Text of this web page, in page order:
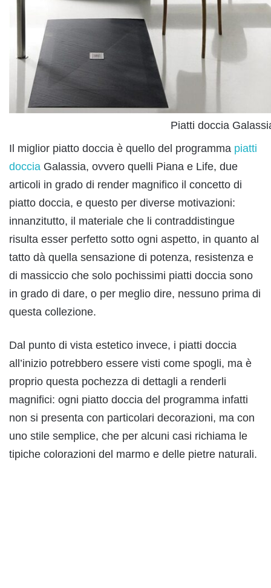
Piatti doccia
Il miglior piatto doccia è quello del programma piatti
doccia Galassia, ovvero quelli Piana e Life, due
articoli in grado di render magnifico il concetto di
piatto doccia, e questo per diverse motivazioni:
innanzitutto, il materiale che li contraddistingue
risulta esser perfetto sotto ogni aspetto, in quanto al
tatto dà quella sensazione di potenza, resistenza e
di massiccio che solo pochissimi piatti doccia sono
in grado di dare, o per meglio dire, nessuno prima di
questa collezione.
Dal punto di vista estetico invece, i piatti doccia
all’inizio potrebbero essere visti come spogli, ma è
proprio questa pochezza di dettagli a renderli
magnifici: ogni piatto doccia del programma infatti
non si presenta con particolari decorazioni, ma con
uno stile semplice, che per alcuni casi richiama le
tipiche colorazioni del marmo e delle pietre naturali.